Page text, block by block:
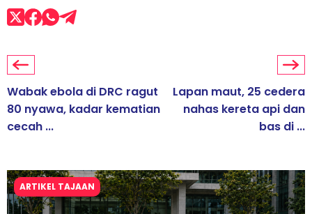
Wabak ebola di DRC ragut
80 nyawa, kadar kematian
cecah ...
Lapan maut, 25 cedera
nahas kereta api dan
bas di ...
ARTIKEL TAJAAN